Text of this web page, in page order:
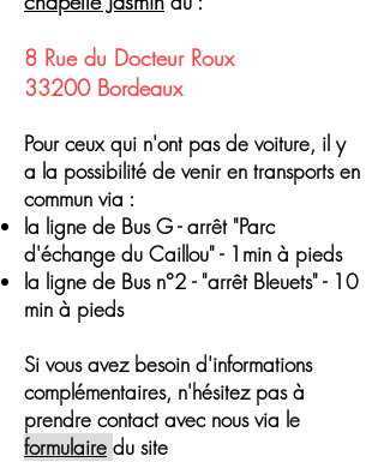
8 Rue du Docteur Roux
33200 Bordeaux
Pour ceux qui n'ont pas de voiture, il y
a la possibilité de venir en transports en
commun via :
la ligne de Bus G - arrêt "Parc
d'échange du Caillou" - 1min à pieds
la ligne de Bus n°2 - "arrêt Bleuets" - 10
min à pieds
Si vous avez besoin d'informations
complémentaires, n'hésitez pas à
prendre contact avec nous via le
formulaire du site